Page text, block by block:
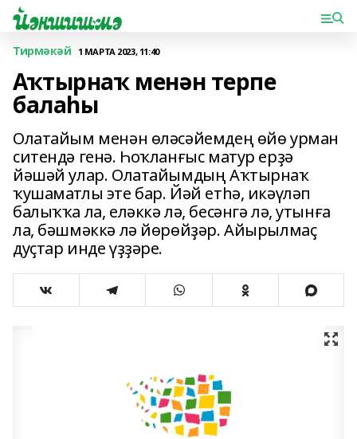
Тирмәкәй 1 МАРТА 2023, 11:40
Аҡтырнаҡ менән терпе
балаһы
Олатайым менән өләсәйемдең өйө урман
ситендә генә. Һоҡланғыс матур ерҙә
йәшәй улар. Олатайымдың Аҡтырнаҡ
ҡушаматлы эте бар. Йәй етһә, икәүләп
балыҡҡа ла, еләккә лә, бесәнгә лә, утынға
ла, бәшмәккә лә йөрөйҙәр. Айырылмаҫ
дуҫтар инде үҙҙәре.